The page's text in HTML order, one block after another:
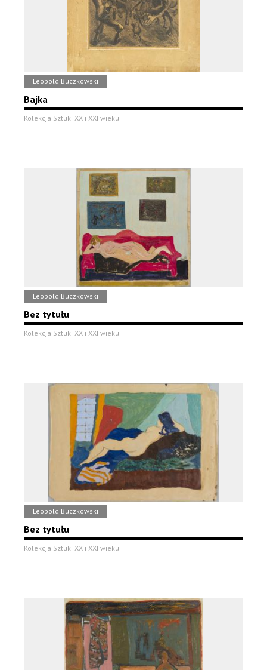
Leopold Buczkowski
Bajka
Kolekcja Sztuki XX i XXI wieku
Leopold Buczkowski
Bez tytułu
Kolekcja Sztuki XX i XXI wieku
Leopold Buczkowski
Bez tytułu
Kolekcja Sztuki XX i XXI wieku